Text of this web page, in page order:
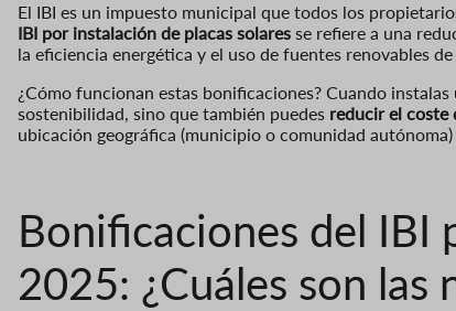
El IBI es un impuesto municipal que todos los
IBI por instalación de placas solares se refiere a una
la eficiencia energética y el uso de fuentes renovables
¿Cómo funcionan estas bonificaciones? Cuando
sostenibilidad, sino que también puedes reducir el coste
ubicación geográfica (municipio o comunidad
Bonificaciones del IBI
2025: ¿Cuáles son las